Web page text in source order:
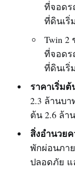
ที่จอดร
ที่ดินเริ่
Twin 2
ที่จอดร
ที่ดินเริ่
ราคาเริ่มต้
2.3 ล้านบา
ต้น 2.6 ล้า
สิ่งอำนวย
พักผ่อนภา
ปลอดภัย แ